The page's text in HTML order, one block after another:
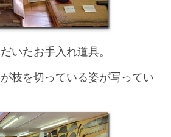
いたお手入れ道具。
枝を切っている姿が写ってい